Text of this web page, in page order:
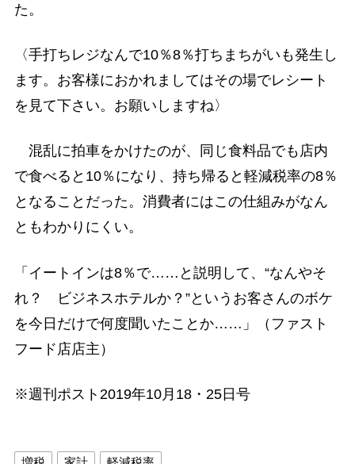
た。
〈手打ちレジなんで10％8％打ちまちがいも発生し
ます。お客様におかれましてはその場でレシート
を見て下さい。お願いしますね〉
混乱に拍車をかけたのが、同じ食料品でも店内
で食べると10％になり、持ち帰ると軽減税率の8％
となることだった。消費者にはこの仕組みがなん
ともわかりにくい。
「イートインは8％で……と説明して、“なんやそ
れ？ ビジネスホテルか？”というお客さんのボケ
を今日だけで何度聞いたことか……」（ファスト
フード店店主）
※週刊ポスト2019年10月18・25日号